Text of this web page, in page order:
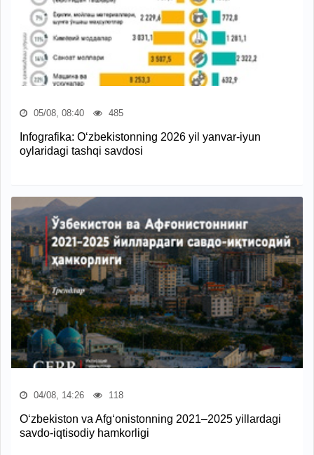
05/08, 08:40 485
Infografika: O‘zbekistonning 2026 yil yanvar-iyun
oylaridagi tashqi savdosi
04/08, 14:26 118
O‘zbekiston va Afg‘onistonning 2021–2025 yillardagi
savdo-iqtisodiy hamkorligi